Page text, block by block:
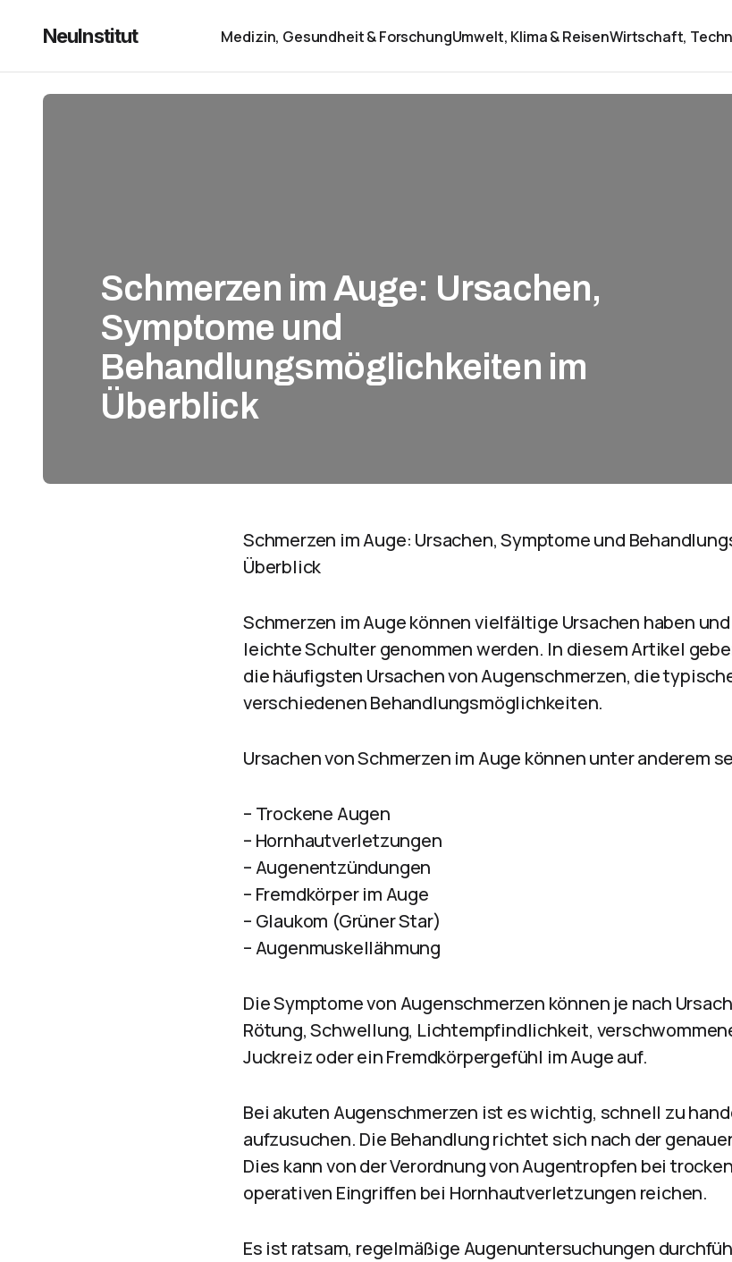
NeuInstitut Medizin, Gesundheit & ForschungUmwelt, Klima & ReisenWirtschaft,
Schmerzen im Auge: Ursachen,
Symptome und
Behandlungsmöglichkeiten im
Überblick
Schmerzen im Auge: Ursachen, Symptome und
Überblick
Schmerzen im Auge können vielfältige Ursachen haben
leichte Schulter genommen werden. In diesem Artikel
die häufigsten Ursachen von Augenschmerzen, die
verschiedenen Behandlungsmöglichkeiten.
Ursachen von Schmerzen im Auge können unter anderem
– Trockene Augen
– Hornhautverletzungen
– Augenentzündungen
– Fremdkörper im Auge
– Glaukom (Grüner Star)
– Augenmuskellähmung
Die Symptome von Augenschmerzen können je nach
Rötung, Schwellung, Lichtempfindlichkeit,
Juckreiz oder ein Fremdkörpergefühl im Auge auf.
Bei akuten Augenschmerzen ist es wichtig, schnell zu
aufzusuchen. Die Behandlung richtet sich nach der
Dies kann von der Verordnung von Augentropfen bei
operativen Eingriffen bei Hornhautverletzungen reichen.
Es ist ratsam, regelmäßige Augenuntersuchungen